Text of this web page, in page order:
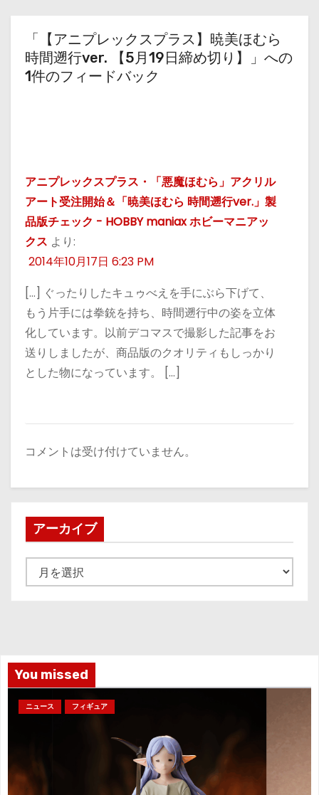
「【アニプレックスプラス】暁美ほむら
時間遡行ver. 【5月19日締め切り】」への
1件のフィードバック
アニプレックスプラス・「悪魔ほむら」アクリル
アート受注開始＆「暁美ほむら 時間遡行ver.」製
品版チェック - HOBBY maniax ホビーマニアッ
クス より:
2014年10月17日 6:23 PM
[…] ぐったりしたキュゥべえを手にぶら下げて、
もう片手には拳銃を持ち、時間遡行中の姿を立体
化しています。以前デコマスで撮影した記事をお
送りしましたが、商品版のクオリティもしっかり
とした物になっています。 […]
コメントは受け付けていません。
アーカイブ
ー
You missed
ニュース フィギュア